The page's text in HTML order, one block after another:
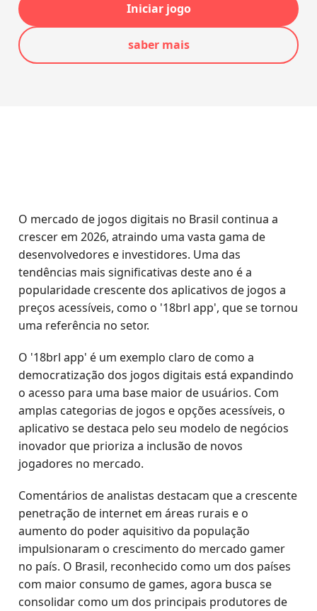
Iniciar jogo
saber mais
O mercado de jogos digitais no Brasil continua a
crescer em 2026, atraindo uma vasta gama de
desenvolvedores e investidores. Uma das
tendências mais significativas deste ano é a
popularidade crescente dos aplicativos de jogos a
preços acessíveis, como o '18brl app', que se tornou
uma referência no setor.
O '18brl app' é um exemplo claro de como a
democratização dos jogos digitais está expandindo
o acesso para uma base maior de usuários. Com
amplas categorias de jogos e opções acessíveis, o
aplicativo se destaca pelo seu modelo de negócios
inovador que prioriza a inclusão de novos
jogadores no mercado.
Comentários de analistas destacam que a crescente
penetração de internet em áreas rurais e o
aumento do poder aquisitivo da população
impulsionaram o crescimento do mercado gamer
no país. O Brasil, reconhecido como um dos países
com maior consumo de games, agora busca se
consolidar como um dos principais produtores de